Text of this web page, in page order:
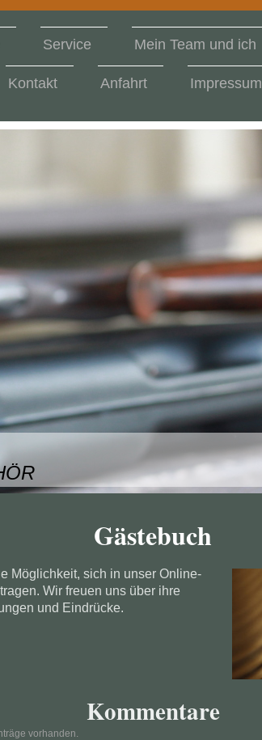
Service Mein Team und ich
Kontakt Anfahrt Impressum
Gästebuch
Möglichkeit, sich in unser Online-
Wir freuen uns über ihre
und Eindrücke.
Kommentare
vorhanden.